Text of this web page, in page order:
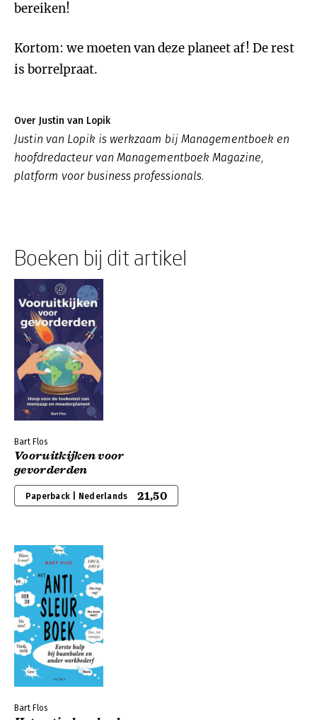
bereiken!
Kortom: we moeten van deze planeet af! De rest
is borrelpraat.
Over Justin van Lopik
Justin van Lopik is werkzaam bij Managementboek en
hoofdredacteur van Managementboek Magazine,
platform voor business professionals.
Boeken bij dit artikel
Bart Flos
Vooruitkijken voor
gevorderden
Paperback | Nederlands 21,50
Bart Flos